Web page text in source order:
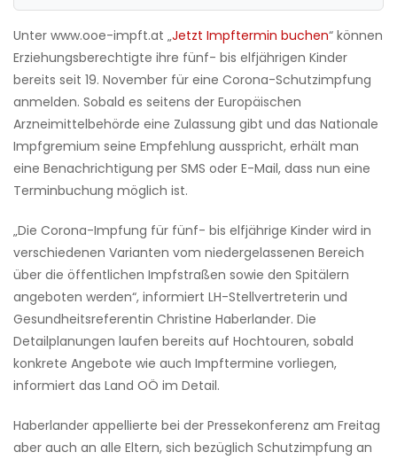
Unter www.ooe-impft.at „Jetzt Impftermin buchen“ können
Erziehungsberechtigte ihre fünf- bis elfjährigen Kinder
bereits seit 19. November für eine Corona-Schutzimpfung
anmelden. Sobald es seitens der Europäischen
Arzneimittelbehörde eine Zulassung gibt und das Nationale
Impfgremium seine Empfehlung ausspricht, erhält man
eine Benachrichtigung per SMS oder E-Mail, dass nun eine
Terminbuchung möglich ist.
„Die Corona-Impfung für fünf- bis elfjährige Kinder wird in
verschiedenen Varianten vom niedergelassenen Bereich
über die öffentlichen Impfstraßen sowie den Spitälern
angeboten werden“, informiert LH-Stellvertreterin und
Gesundheitsreferentin Christine Haberlander. Die
Detailplanungen laufen bereits auf Hochtouren, sobald
konkrete Angebote wie auch Impftermine vorliegen,
informiert das Land OÖ im Detail.
Haberlander appellierte bei der Pressekonferenz am Freitag
aber auch an alle Eltern, sich bezüglich Schutzimpfung an